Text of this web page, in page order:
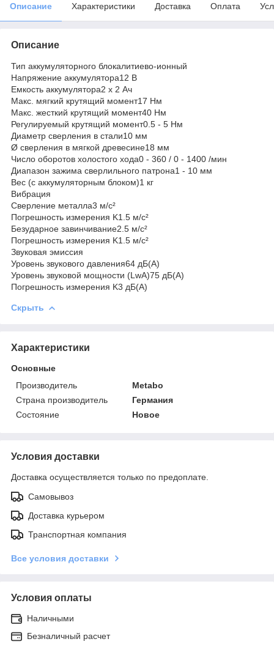
Описание Характеристики Доставка Оплата
Описание
Тип аккумуляторного блокалитиево-ионный
Напряжение аккумулятора12 В
Емкость аккумулятора2 x 2 Ач
Макс. мягкий крутящий момент17 Нм
Макс. жесткий крутящий момент40 Нм
Регулируемый крутящий момент0.5 - 5 Нм
Диаметр сверления в стали10 мм
Ø сверления в мягкой древесине18 мм
Число оборотов холостого хода0 - 360 / 0 - 1400 /мин
Диапазон зажима сверлильного патрона1 - 10 мм
Вес (с аккумуляторным блоком)1 кг
Вибрация
Сверление металла3 м/с²
Погрешность измерения K1.5 м/с²
Безударное завинчивание2.5 м/с²
Погрешность измерения K1.5 м/с²
Звуковая эмиссия
Уровень звукового давления64 дБ(А)
Уровень звуковой мощности (LwA)75 дБ(А)
Погрешность измерения K3 дБ(А)
Скрыть
Характеристики
Основные
Производитель
Metabo
Страна производитель
Германия
Состояние
Новое
Условия доставки
Доставка осуществляется только по предоплате.
Самовывоз
Доставка курьером
Транспортная компания
Все условия доставки
Условия оплаты
Наличными
Безналичный расчет